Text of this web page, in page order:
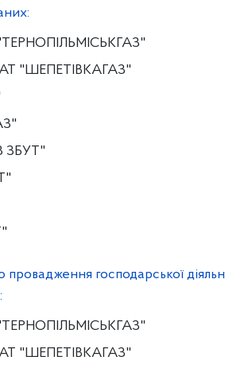
"ШЕПЕТІВКАГАЗ"
ЗБУТ"
господарської
"ШЕПЕТІВКАГАЗ"